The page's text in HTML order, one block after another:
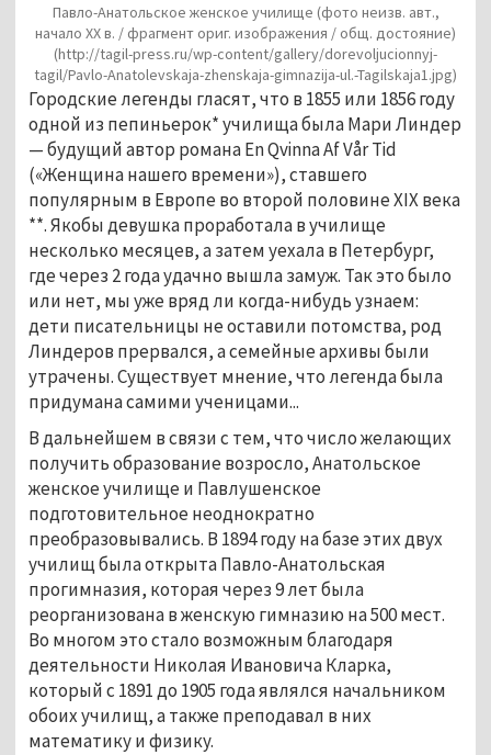
Павло-Анатольское женское училище (фото неизв. авт.,
начало ХХ в. / фрагмент ориг. изображения / общ. достояние)
(http://tagil-press.ru/wp-content/gallery/dorevoljucionnyj-
tagil/Pavlo-Anatolevskaja-zhenskaja-gimnazija-ul.-Tagilskaja1.jpg)
Городские легенды гласят, что в 1855 или 1856 году
одной из пепиньерок* училища была Мари Линдер
— будущий автор романа En Qvinna Af Vår Tid
(«Женщина нашего времени»), ставшего
популярным в Европе во второй половине XIX века
**. Якобы девушка проработала в училище
несколько месяцев, а затем уехала в Петербург,
где через 2 года удачно вышла замуж. Так это было
или нет, мы уже вряд ли когда-нибудь узнаем:
дети писательницы не оставили потомства, род
Линдеров прервался, а семейные архивы были
утрачены. Существует мнение, что легенда была
придумана самими ученицами...
В дальнейшем в связи с тем, что число желающих
получить образование возросло, Анатольское
женское училище и Павлушенское
подготовительное неоднократно
преобразовывались. В 1894 году на базе этих двух
училищ была открыта Павло-Анатольская
прогимназия, которая через 9 лет была
реорганизована в женскую гимназию на 500 мест.
Во многом это стало возможным благодаря
деятельности Николая Ивановича Кларка,
который с 1891 до 1905 года являлся начальником
обоих училищ, а также преподавал в них
математику и физику.